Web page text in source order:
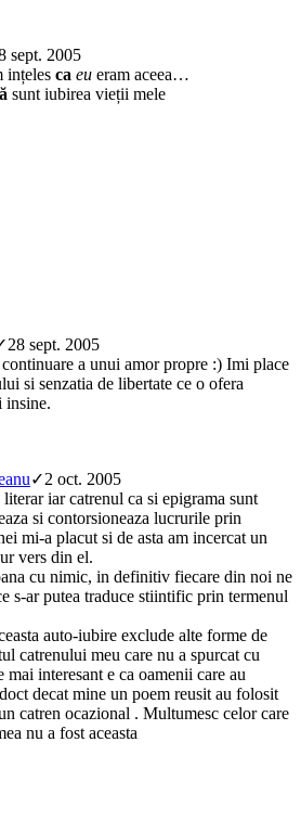
sept. 2005
ințeles ca eu eram aceea…
sunt iubirea vieții mele
28 sept. 2005
a unui amor propre :) Imi place
si senzatia de libertate ce o ofera
insine.
✓2 oct. 2005
iar catrenul ca si epigrama sunt
si contorsioneaza lucrurile prin
mi-a placut si de asta am incercat un
vers din el.
cu nimic, in definitiv fiecare din noi ne
s-ar putea traduce stiintific prin termenul
auto-iubire exclude alte forme de
catrenului meu care nu a spurcat cu
interesant e ca oamenii care au
decat mine un poem reusit au folosit
catren ocazional . Multumesc celor care
nu a fost aceasta